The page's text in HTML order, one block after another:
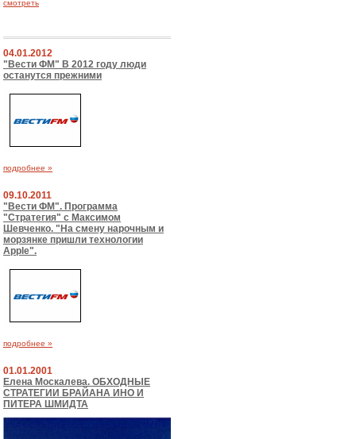
смотреть
04.01.2012
"Вести ФМ" В 2012 году люди
останутся прежними
подробнее »
09.10.2011
"Вести ФМ". Программа
"Стратегия" с Максимом
Шевченко. "На смену нарочным и
морзянке пришли технологии
Apple".
подробнее »
01.01.2001
Елена Москалева. ОБХОДНЫЕ
СТРАТЕГИИ БРАЙАНА ИНО И
ПИТЕРА ШМИДТА